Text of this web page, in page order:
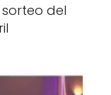
del